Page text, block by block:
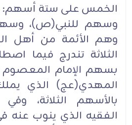
الخمس على ستة أسهم:
وسهم للنبي(ص)،
وهم الأئمة من أهل
الثلاثة تندرج فيما
بسهم الإمام المعصوم
المهدي(عج) الذي
بالأسهم الثلاثة،
الفقيه الذي ينوب عنه